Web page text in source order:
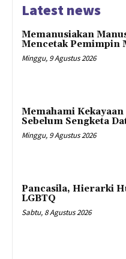
Latest news
Memanusiakan
Mencetak Pemimpin
Minggu, 9 Agustus 2026
Memahami
Sebelum Sengketa
Minggu, 9 Agustus 2026
Pancasila, Hierarki
LGBTQ
Sabtu, 8 Agustus 2026